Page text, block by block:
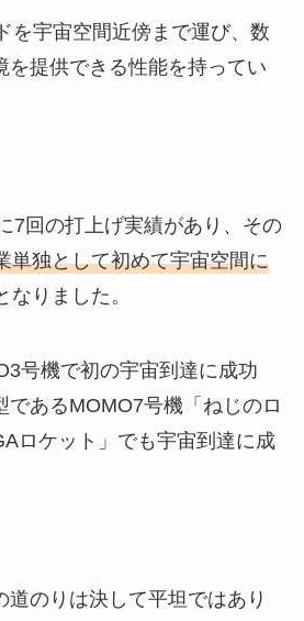
を宇宙空間近傍まで運び、数
を提供できる性能を持ってい
7回の打上げ実績があり、その
単独として初めて宇宙空間に
りました。
号機で初の宇宙到達に成功
であるMOMO7号機「ねじのロ
ロケット」でも宇宙到達に成
道のりは決して平坦ではあり